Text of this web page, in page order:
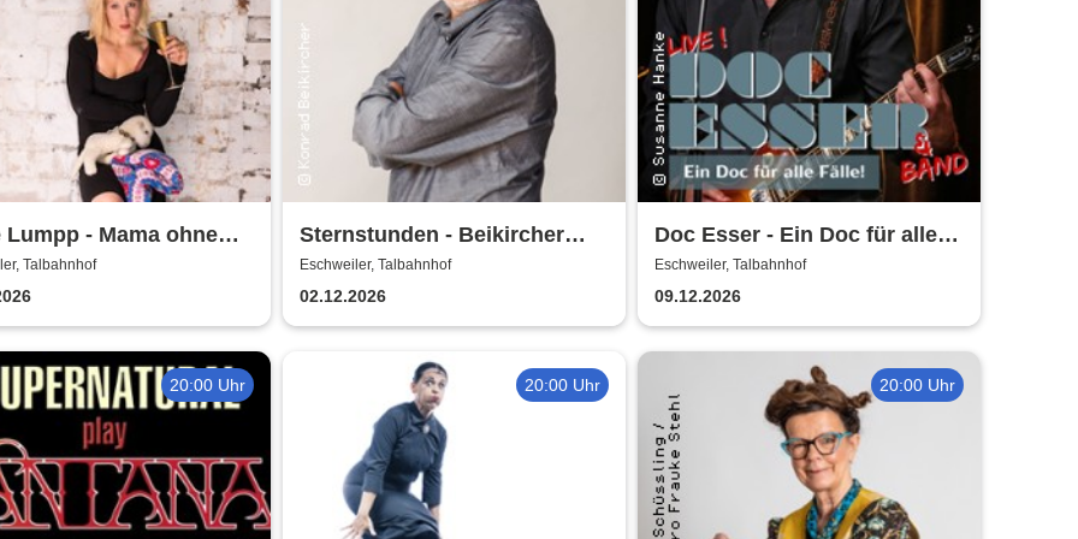
Lumpp - Mama ohne
Talbahnhof
Sternstunden - Beikircher
und seine
Dezembergeschichten
Eschweiler, Talbahnhof
02.12.2026
Doc Esser - Ein Doc für alle
Fälle
Eschweiler, Talbahnhof
09.12.2026
20:00 Uhr 20:00 Uhr 20:00 Uhr